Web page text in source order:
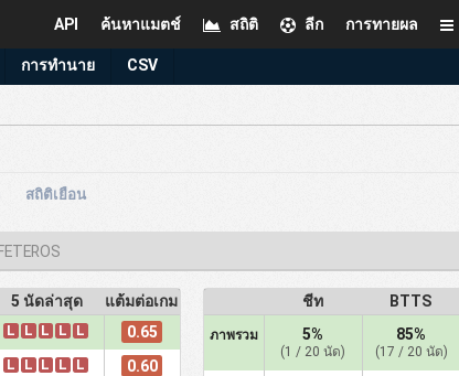
การทายผล
ลีก
สถิติ
ค้นหาแมตช์
API
การทำนาย CSV
สถิติเยือน
5 นัดล่าสุด แต้มต่อเกม
L L L L L 0.65
L L L L L 0.60
ชีท BTTS
ภาพรวม 5%
(1 / 20 นัด)
85%
(17 / 20 นัด)